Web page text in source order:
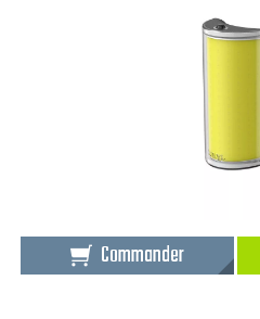
Commander